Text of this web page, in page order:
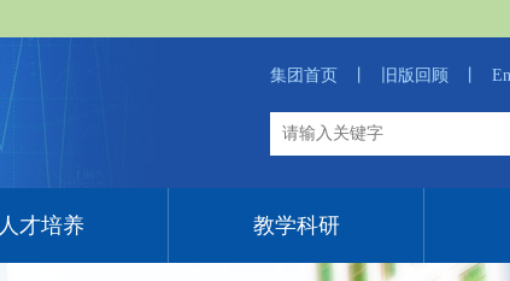
集团首页 旧版回顾
人才培养 教学科研